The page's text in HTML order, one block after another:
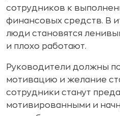
сотрудников к
финансовых средств. В
люди становятся
и плохо работают.
Руководители должны
мотивацию и желание
сотрудники станут
мотивированными и